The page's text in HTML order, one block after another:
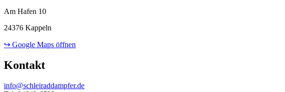
Am Hafen 10
24376 Kappeln
↪ Google Maps öffnen
Kontakt
info@schleiraddampfer.de